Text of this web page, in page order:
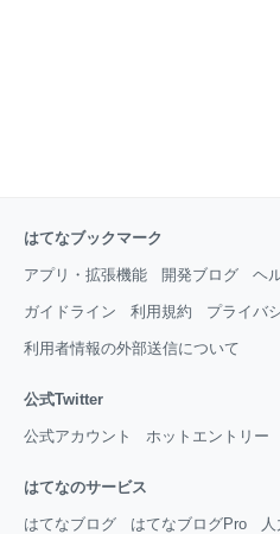
はてなブックマーク
アプリ・拡張機能 開発ブログ ヘ
ガイドライン 利用規約 プライバ
利用者情報の外部送信について
公式Twitter
公式アカウント ホットエントリー
はてなのサービス
はてなブログ はてなブログPro